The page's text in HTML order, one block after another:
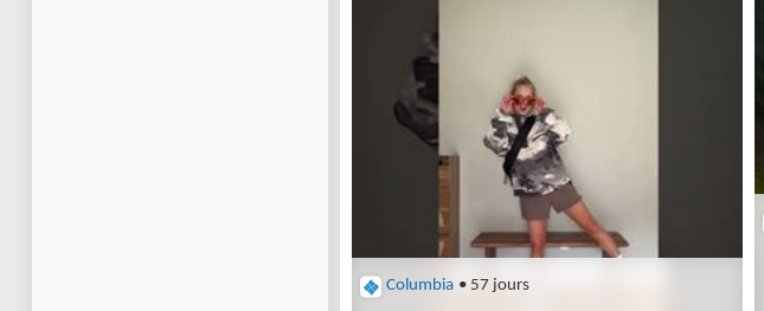
Columbia • 57 jours